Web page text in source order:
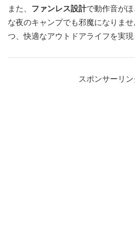
また、 ファンレス設計で動作音が
な夜のキャンプでも邪魔になりま
つ、快適なアウトドアライフを実現
スポンサーリン